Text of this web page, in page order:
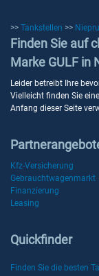
>> Tankstellen >>
Finden Sie auf
Marke GULF in
Leider betreibt Ihre
Vielleicht finden Sie
Anfang dieser Seite
Kfz-Versicherung
Gebrauchtwagenmarkt
Finanzierung
Leasing
Quickfinder
Finden Sie die besten